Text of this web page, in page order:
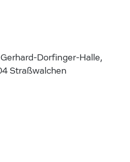
Gerhard-Dorfinger-Halle,
Straßwalchen